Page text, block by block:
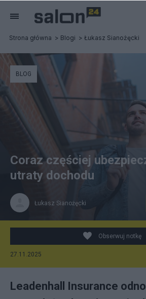
Strona główna Blogi Łukasz Sianożęcki
freepik.com
BLOG
Coraz częściej
utraty dochodu
Łukasz Sianożęcki
Obserwuj notkę
27.11.2025
Leadenhall Insurance